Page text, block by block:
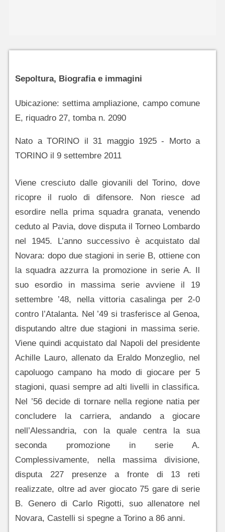
Sepoltura, Biografia e immagini
Ubicazione: settima ampliazione, campo comune
E, riquadro 27, tomba n. 2090
Nato a TORINO il 31 maggio 1925 - Morto a
TORINO il 9 settembre 2011
Viene cresciuto dalle giovanili del Torino, dove
ricopre il ruolo di difensore. Non riesce ad
esordire nella prima squadra granata, venendo
ceduto al Pavia, dove disputa il Torneo Lombardo
nel 1945. L’anno successivo è acquistato dal
Novara: dopo due stagioni in serie B, ottiene con
la squadra azzurra la promozione in serie A. Il
suo esordio in massima serie avviene il 19
settembre ’48, nella vittoria casalinga per 2-0
contro l’Atalanta. Nel ’49 si trasferisce al Genoa,
disputando altre due stagioni in massima serie.
Viene quindi acquistato dal Napoli del presidente
Achille Lauro, allenato da Eraldo Monzeglio, nel
capoluogo campano ha modo di giocare per 5
stagioni, quasi sempre ad alti livelli in classifica.
Nel ’56 decide di tornare nella regione natia per
concludere la carriera, andando a giocare
nell’Alessandria, con la quale centra la sua
seconda promozione in serie A.
Complessivamente, nella massima divisione,
disputa 227 presenze a fronte di 13 reti
realizzate, oltre ad aver giocato 75 gare di serie
B. Genero di Carlo Rigotti, suo allenatore nel
Novara, Castelli si spegne a Torino a 86 anni.